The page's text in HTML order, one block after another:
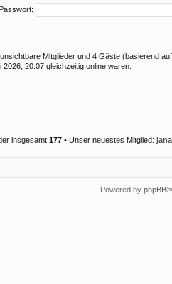
Passwort:
Mitglieder und 4 Gäste (basierend
20:07 gleichzeitig online waren.
insgesamt 177 • Unser neuestes Mitglied: jana
Powered by phpBB®